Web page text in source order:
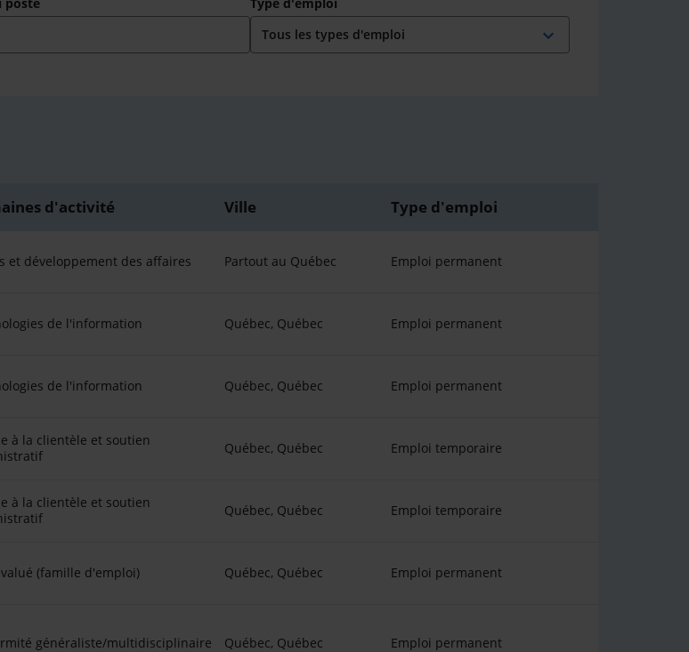
expand_more
d'activité Ville Type d'emploi
et développement des affaires Partout au Québec Emploi permanent
de l'information Québec, Québec Emploi permanent
de l'information Québec, Québec Emploi permanent
à la clientèle et soutien
Québec, Québec Emploi temporaire
à la clientèle et soutien
Québec, Québec Emploi temporaire
(famille d'emploi) Québec, Québec Emploi permanent
généraliste/multidisciplinaire Québec, Québec Emploi permanent